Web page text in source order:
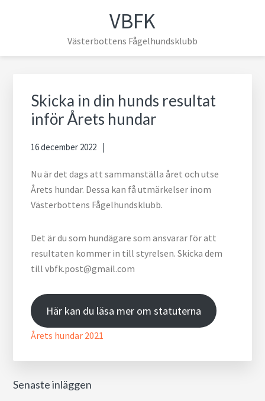
primära
VBFK
Västerbottens Fågelhundsklubb
Skicka in din hunds resultat
inför Årets hundar
16 december 2022
Nu är det dags att sammanställa året och utse
Årets hundar. Dessa kan få utmärkelser inom
Västerbottens Fågelhundsklubb.
Det är du som hundägare som ansvarar för att
resultaten kommer in till styrelsen. Skicka dem
till vbfk.post@gmail.com
Här kan du läsa mer om statuterna
Årets hundar 2021
sidofält
Senaste inläggen